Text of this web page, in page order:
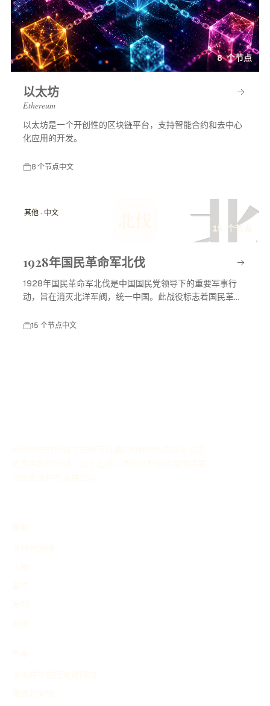
8 个节点
以太坊
Ethereum
以太坊是一个开创性的区块链平台，支持智能合约和去中心
化应用的开发。
8 个节点中文
北
其他 · 中文
15 个节点
1928年国民革命军北伐
1928年国民革命军北伐是中国国民党领导下的重要军事行
动，旨在消灭北洋军阀，统一中国。此战役标志着国民革命
15 个节点中文